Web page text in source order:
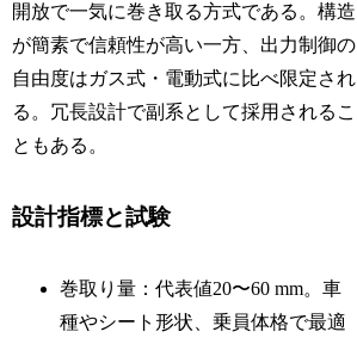
開放で一気に巻き取る方式である。構造
が簡素で信頼性が高い一方、出力制御の
自由度はガス式・電動式に比べ限定され
る。冗長設計で副系として採用されるこ
ともある。
設計指標と試験
巻取り量：代表値20〜60 mm。車
種やシート形状、乗員体格で最適